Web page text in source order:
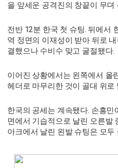
을 앞세운 공격진의 창끝이 무뎌
전반 12분 한국 첫 슈팅. 뒤에서
역 정면의 이재성이 받아 뒤로
결했으나 수비수 맞고 굴절됐다.
이어진 상황에서는 왼쪽에서 올
헤더로 마무리한 것이 골대 위로
한국의 공세는 계속됐다. 손흥민
면에서 기습적으로 날린 오른발
아크에서 날린 왼발 슈팅은 모두